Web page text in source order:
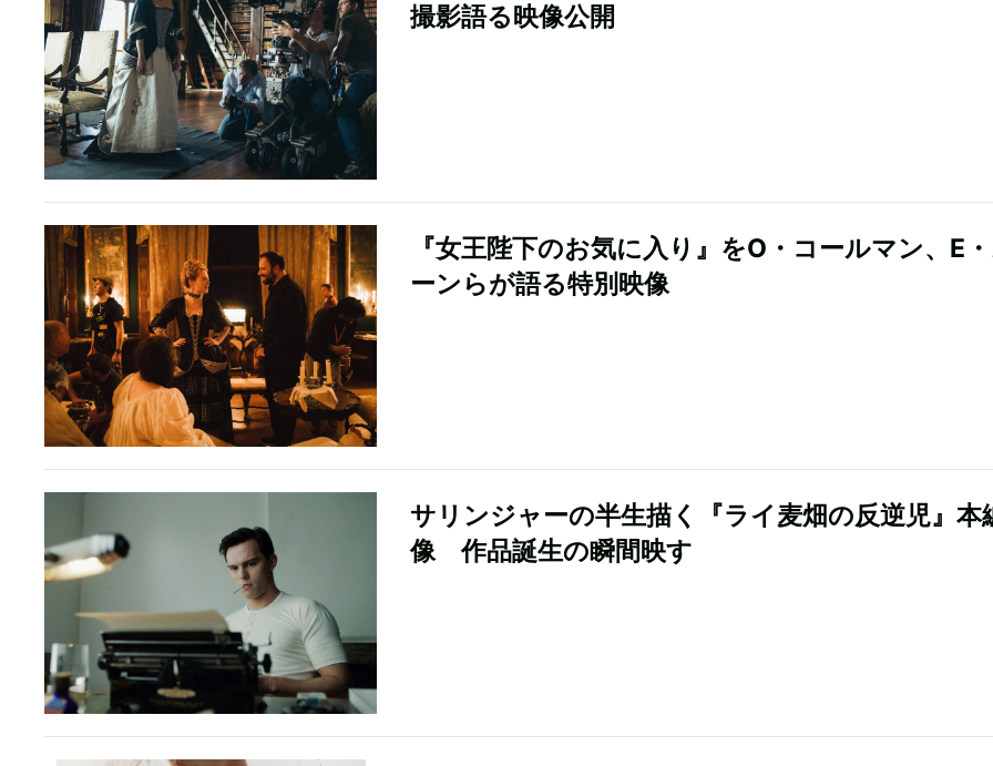
撮影語る映像公開
『女王陛下のお気に入り』をO・コールマン、E
ーンらが語る特別映像
サリンジャーの半生描く『ライ麦畑の反逆児』本
像 作品誕生の瞬間映す